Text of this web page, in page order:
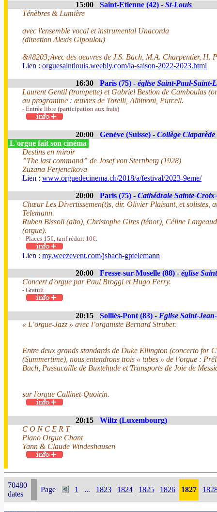
15:00 Saint-Etienne (42) - St-Louis
Ténèbres & Lumière
avec l'ensemble vocal et instrumental Unacorda
(direction Alexis Gipoulou)
&#8203;Avec des oeuvres de J.S. Bach, M.A. Charpentier, H.
Lien : orguesaintlouis.weebly.com/la-saison-2022-2023.html
16:30 Paris (75) - église Saint-Paul-Saint-
Laurent Gentil (trompette) et Gabriel Bestion de Camboulas
au programme : œuvres de Torelli, Albinoni, Purcell.
- Entrée libre (participation aux frais)
20:00 Genève (Suisse) - Collège Claparède
L'orgue fait son cinéma
Destins en miroir
”The last command” de Josef von Sternberg (1928)
Zuzana Ferjencikova
Lien : www.orguedecinema.ch/2018/a/festival/2023-9eme/
20:00 Paris (75) - Cathédrale Sainte-
Chœur Les Divertissemen(t)s, dir. Olivier Plaisant, et solistes,
Telemann.
Ruben Bissoli (alto), Christophe Gires (ténor), Céline
(orgue).
- Places 15€, tarif réduit 10€.
Lien : my.weezevent.com/jsbach-gptelemann
20:00 Fresse-sur-Moselle (88) - église
Concert d'orgue par Paul Broggi et Hugo Ferry.
- Gratuit
20:15 Solliès-Pont (83) - Eglise Saint-
« L’orgue-Jazz » avec l’organiste Bernard Struber.
Entre deux grands standards de Duke Ellington (concerto for
(Summertime), nous entendrons trois « tubes » de l’orgue :
Bach, Passacaille de Buxtehude et Transports de Joie de
sur l'orgue Callinet-Quoirin.
20:15
Wiltz (Luxembourg)
C O N C E R T
Piano Orgue Chant
Yann & Claude Windeshausen
70480
dates
Page 1 ... 1823 1824 1825 1826 1827